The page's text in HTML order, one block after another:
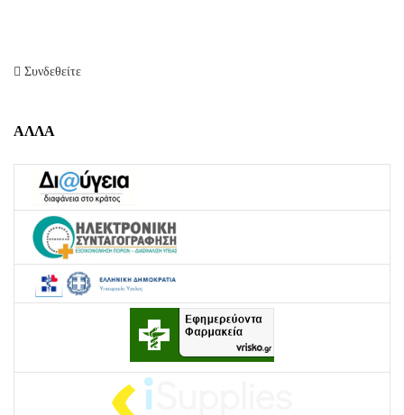
Συνδεθείτε
ΑΛΛΑ